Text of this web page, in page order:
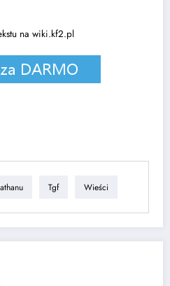
na wiki.kf2.pl
Tgf Wieści